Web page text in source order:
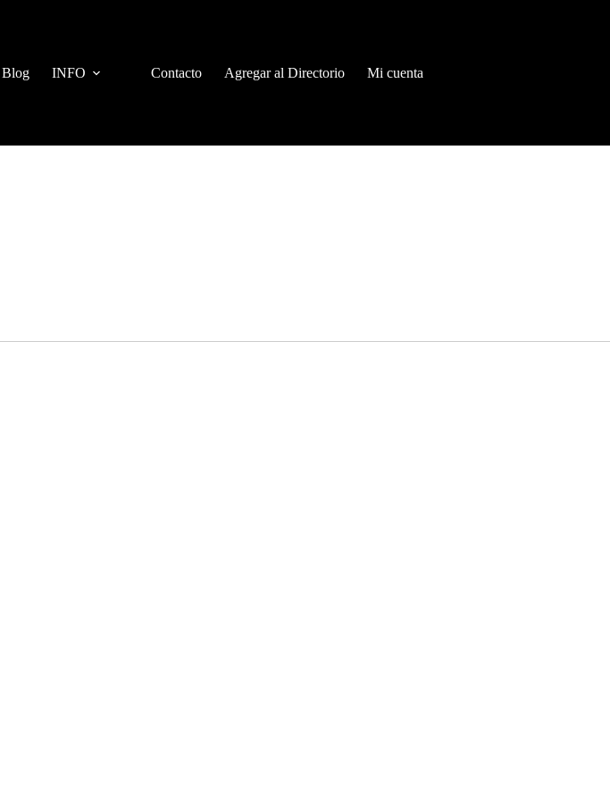
Blog INFO Contacto Agregar al Directorio Mi cuenta